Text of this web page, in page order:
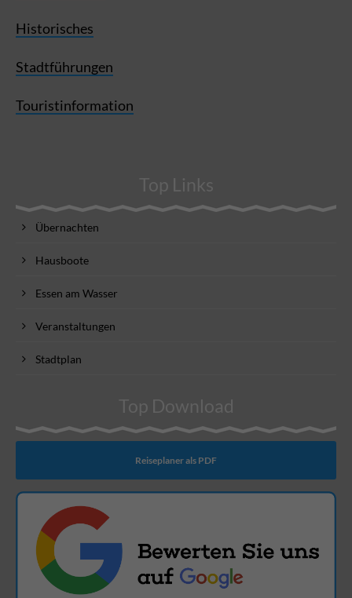
Historisches
Stadtführungen
Touristinformation
Top Links
Übernachten
Hausboote
Essen am Wasser
Veranstaltungen
Stadtplan
Top Download
Reiseplaner als PDF